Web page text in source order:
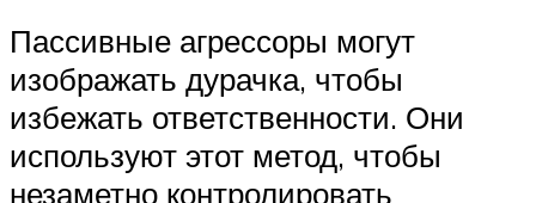
Пассивные агрессоры могут
изображать дурачка, чтобы
избежать ответственности. Они
используют этот метод, чтобы
незаметно контролировать